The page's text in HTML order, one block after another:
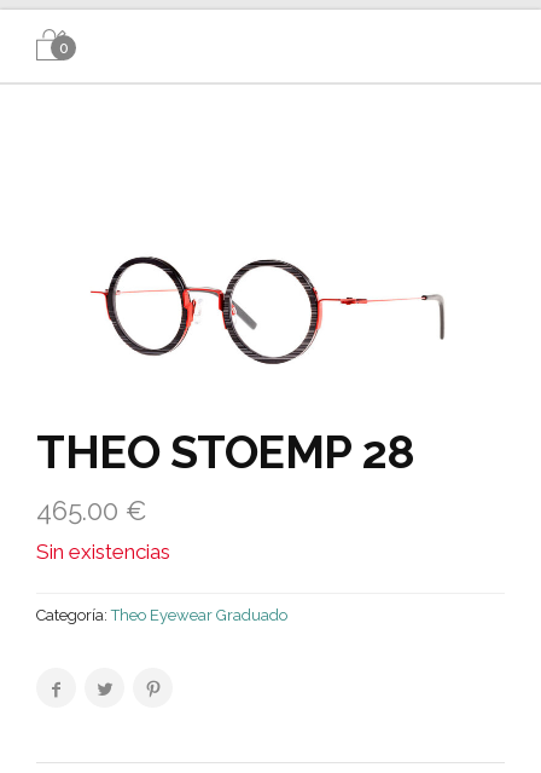
0
THEO STOEMP 28
465.00 €
Sin existencias
Categoría:Theo Eyewear Graduado